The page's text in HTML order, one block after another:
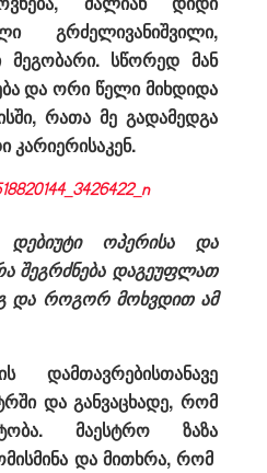
გრძელივანიშვილი,
მეგობარი. სწორედ მან
და ორი წელი მიხდიდა
რათა მე გადამედგა
კარიერისაკენ.
დებიუტი ოპერისა და
შეგრძნება დაგეუფლათ
და როგორ მოხვდით ამ
დამთავრებისთანავე
და განვაცხადე, რომ
მაესტრო ზაზა
და მითხრა, რომ